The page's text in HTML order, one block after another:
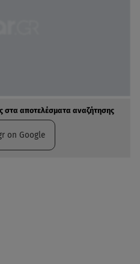
στα αποτελέσματα αναζήτησης
on Google